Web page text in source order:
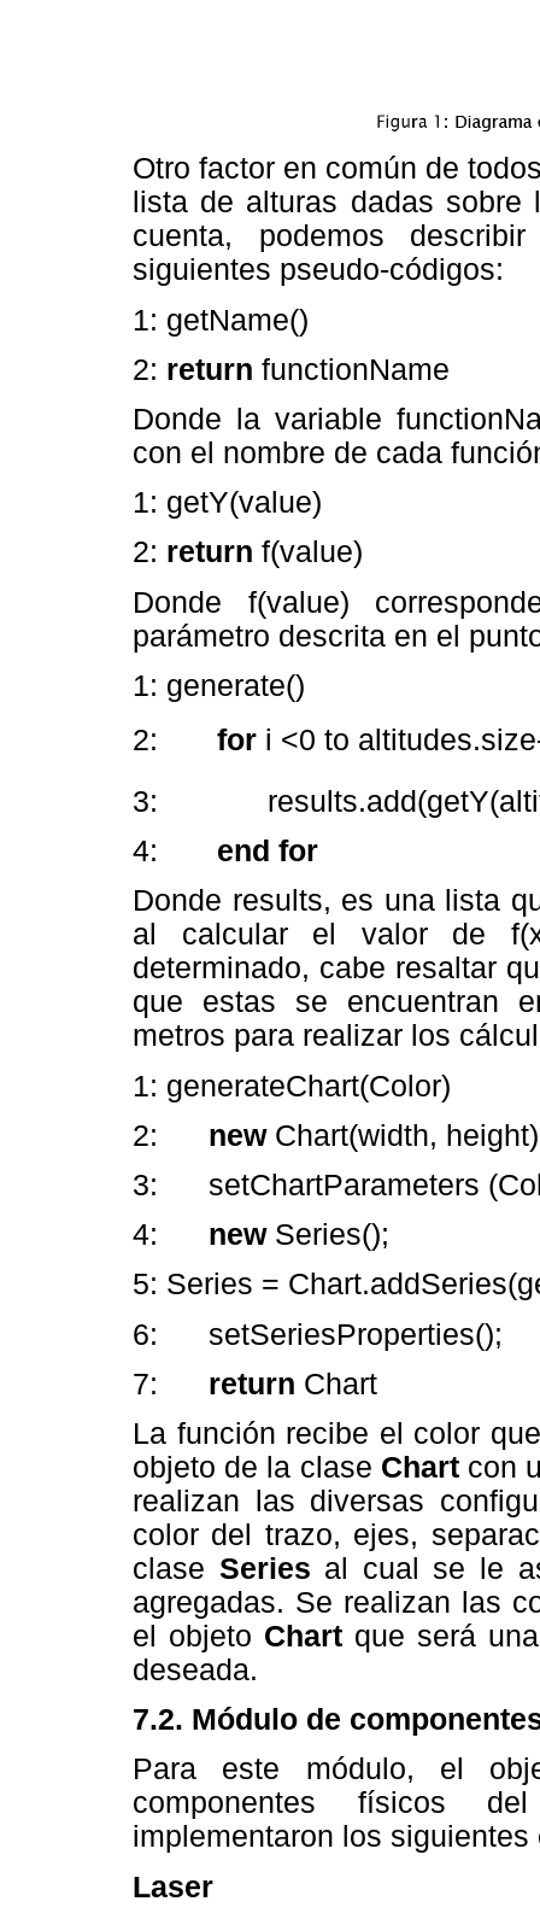
Otro factor en común de
lista de alturas dadas sobre
cuenta, podemos
siguientes pseudo-códigos:
1: getName()
2: return functionName
Donde la variable
con el nombre de cada
1: getY(value)
2: return f(value)
Donde f(value)
parámetro descrita en el
1: generate()
2: for i <0 to
3:
4: end for
Donde results, es una lista
al calcular el valor de
determinado, cabe resaltar
que estas se encuentran
metros para realizar los
1: generateChart(Color)
2: new Chart(width,
3: setChartParameters
4: new Series();
5: Series =
6: setSeriesProperties();
7: return Chart
La función recibe el color
objeto de la clase Chart con
realizan las diversas
color del trazo, ejes,
clase Series al cual se le
agregadas. Se realizan las
el objeto Chart que será
deseada.
7.2. Módulo de
Para este módulo, el
componentes físicos
implementaron los siguientes
Laser